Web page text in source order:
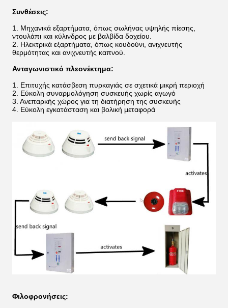
Συνθέσεις:
1. Μηχανικά εξαρτήματα, όπως σωλήνας υψηλής πίεσης,
ντουλάπι και κύλινδρος με βαλβίδα δοχείου.
2. Ηλεκτρικά εξαρτήματα, όπως κουδούνι, ανιχνευτής
θερμότητας και ανιχνευτής καπνού.
Ανταγωνιστικό πλεονέκτημα:
1. Επιτυχής κατάσβεση πυρκαγιάς σε σχετικά μικρή περιοχή
2. Εύκολη συναρμολόγηση συσκευής χωρίς αγωγό
3. Ανεπαρκής χώρος για τη διατήρηση της συσκευής
4. Εύκολη εγκατάσταση και βολική μεταφορά
Φιλοφρονήσεις: